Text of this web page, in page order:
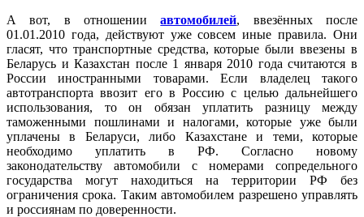
А вот, в отношенииавтомобилей, ввезённых после
01.01.2010 года, действуют уже совсем иные правила. Они
гласят, что транспортные средства, которые были ввезены в
Беларусь и Казахстан после 1 января 2010 года считаются в
России иностранными товарами. Если владелец такого
автотранспорта ввозит его в Россию с целью дальнейшего
использования, то он обязан уплатить разницу между
таможенными пошлинами и налогами, которые уже были
уплачены в Беларуси, либо Казахстане и теми, которые
необходимо уплатить в РФ. Согласно новому
законодательству автомобили с номерами сопредельного
государства могут находиться на территории РФ без
ограничения срока. Таким автомобилем разрешено управлять
и россиянам по доверенности.